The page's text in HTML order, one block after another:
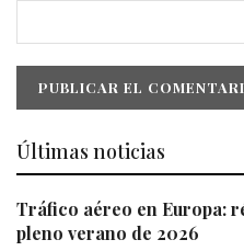
Últimas noticias
Tráfico aéreo en Europa:
pleno verano de 2026